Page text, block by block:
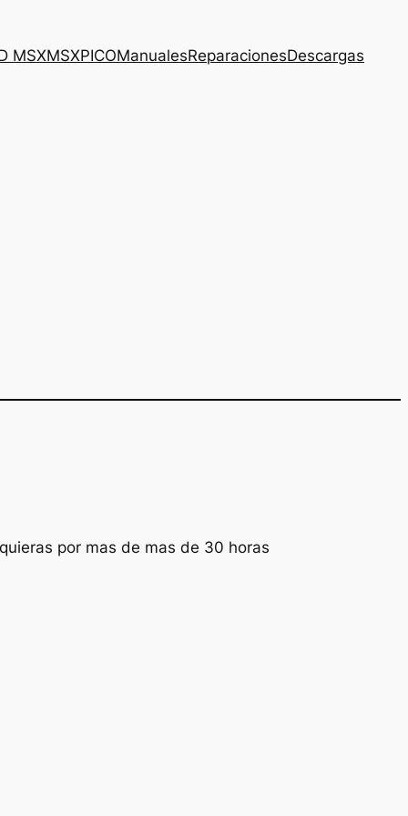
MSXMSXPICOManualesReparacionesDescargas
por mas de mas de 30 horas